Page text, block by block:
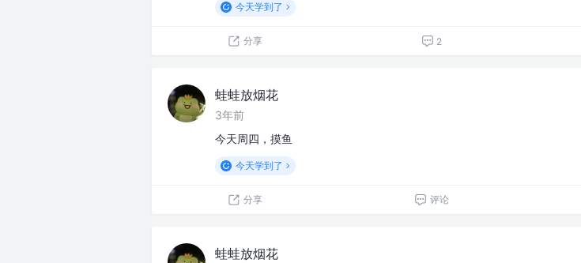
今天学到了
分享 2
蛙蛙放烟花
3年前
今天周四，摸鱼
今天学到了
分享 评论
蛙蛙放烟花